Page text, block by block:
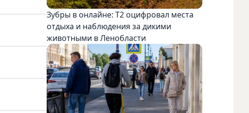
Зубры в онлайне: Т2 оцифровал места
отдыха и наблюдения за дикими
животными в Ленобласти